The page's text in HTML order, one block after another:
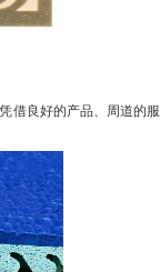
借良好的产品、周道的服